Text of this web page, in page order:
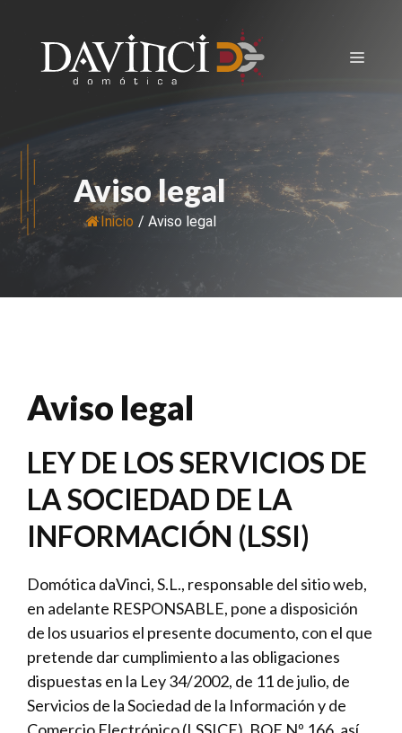
contenido
Menú
Aviso legal
Inicio / Aviso legal
Aviso legal
LEY DE LOS SERVICIOS DE
LA SOCIEDAD DE LA
INFORMACIÓN (LSSI)
Domótica daVinci, S.L., responsable del sitio web,
en adelante RESPONSABLE, pone a disposición
de los usuarios el presente documento, con el que
pretende dar cumplimiento a las obligaciones
dispuestas en la Ley 34/2002, de 11 de julio, de
Servicios de la Sociedad de la Información y de